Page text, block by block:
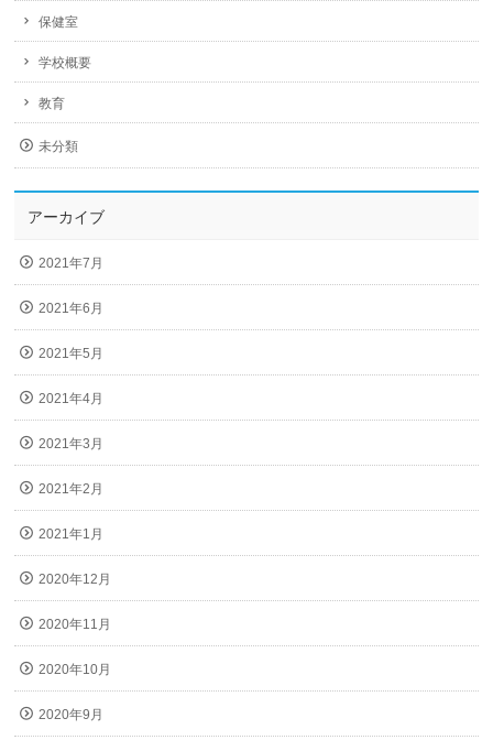
保健室
学校概要
教育
未分類
アーカイブ
2021年7月
2021年6月
2021年5月
2021年4月
2021年3月
2021年2月
2021年1月
2020年12月
2020年11月
2020年10月
2020年9月